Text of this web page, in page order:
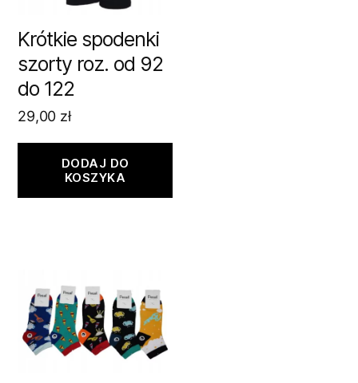
Krótkie spodenki
szorty roz. od 92
do 122
29,00 zł
DODAJ DO
KOSZYKA